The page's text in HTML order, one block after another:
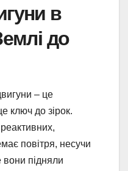
в
до
– це
ключ до зірок.
повітря, несучи
підняли